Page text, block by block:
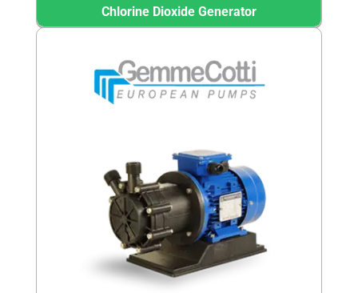
Chlorine Dioxide Generator